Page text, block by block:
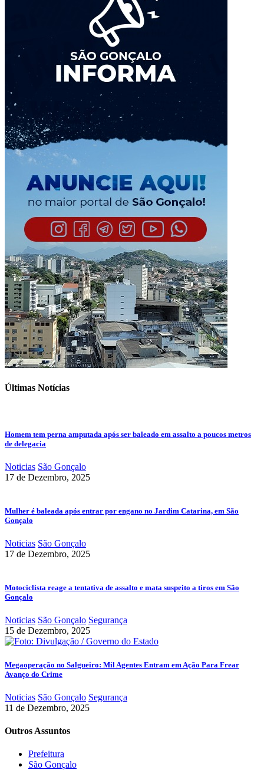
Últimas Notícias
Homem tem perna amputada após ser baleado em assalto a poucos metros
de delegacia
Noticias São Gonçalo
17 de Dezembro, 2025
Mulher é baleada após entrar por engano no Jardim Catarina, em São
Gonçalo
Noticias São Gonçalo
17 de Dezembro, 2025
Motociclista reage a tentativa de assalto e mata suspeito a tiros em São
Gonçalo
Noticias São Gonçalo Segurança
15 de Dezembro, 2025
Megaoperação no Salgueiro: Mil Agentes Entram em Ação Para Frear
Avanço do Crime
Noticias São Gonçalo Segurança
11 de Dezembro, 2025
Outros Assuntos
Prefeitura
São Gonçalo